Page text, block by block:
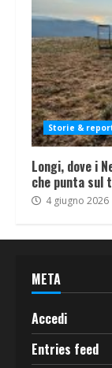
Storie &
Longi, dove i
che punta sul
4 giugno 2026
META
Accedi
Entries feed